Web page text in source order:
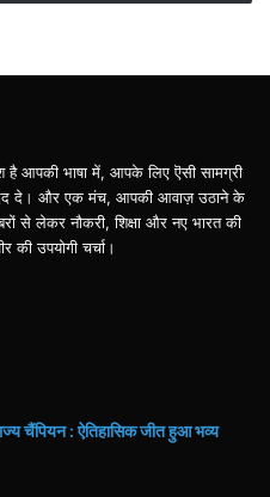
आपकी भाषा में, आपके लिए ऎसी सामग्री
दे। और एक मंच, आपकी आवाज़ उठाने के
से लेकर नौकरी, शिक्षा और नए भारत की
की उपयोगी चर्चा।
चैंपियन : ऐतिहासिक जीत हुआ भव्य